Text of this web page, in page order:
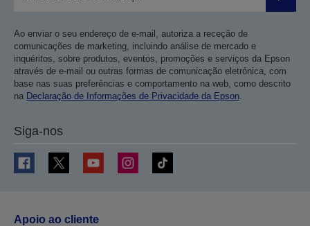
Enviar
Ao enviar o seu endereço de e-mail, autoriza a receção de
comunicações de marketing, incluindo análise de mercado e
inquéritos, sobre produtos, eventos, promoções e serviços da Epson
através de e-mail ou outras formas de comunicação eletrónica, com
base nas suas preferências e comportamento na web, como descrito
na Declaração de Informações de Privacidade da Epson
Siga-nos
Apoio ao cliente